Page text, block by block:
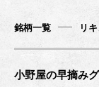
銘柄一覧 リ
小野屋の早摘み